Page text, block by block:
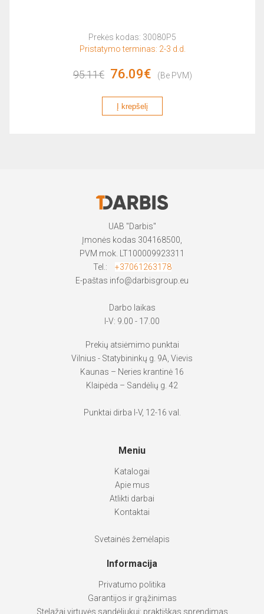
Prekės kodas: 30080P5
Pristatymo terminas: 2-3 d.d.
95.11€ 76.09€ (Be PVM)
Į krepšelį
UAB "Darbis"
Įmonės kodas 304168500,
PVM mok. LT100009923311
Tel.:
+37061263178
E-paštas info@darbisgroup.eu
Darbo laikas
I-V: 9.00 - 17.00
Prekių atsiėmimo punktai
Vilnius - Statybininkų g. 9A, Vievis
Kaunas – Neries krantinė 16
Klaipėda – Sandėlių g. 42
Punktai dirba I-V, 12-16 val.
Meniu
Katalogai
Apie mus
Atlikti darbai
Kontaktai
Svetainės žemėlapis
Informacija
Privatumo politika
Garantijos ir grąžinimas
Stelažai virtuvės sandėliukui: praktiškas sprendimas